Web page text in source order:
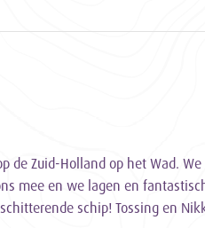
de Zuid-Holland op het Wad.
mee en we lagen en
schip! Tossing en